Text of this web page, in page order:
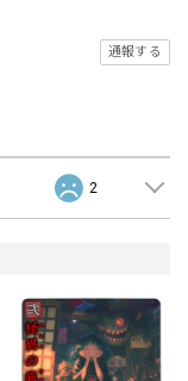
通報する
2